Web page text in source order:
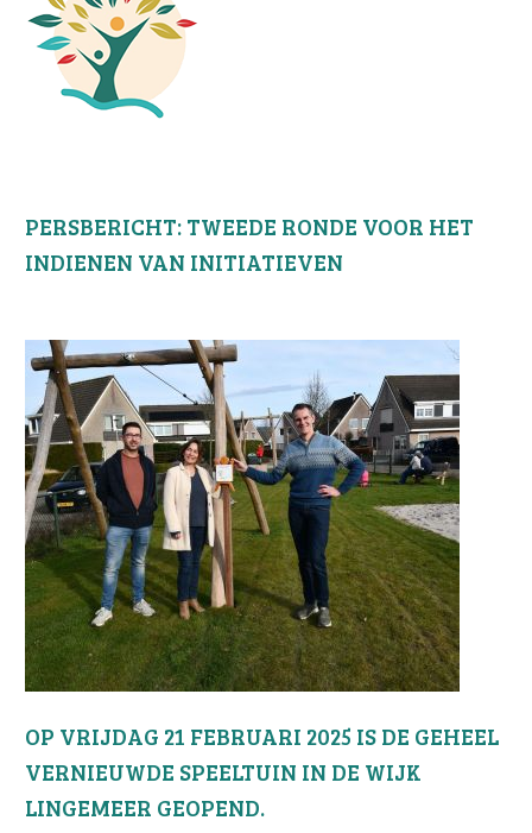
PERSBERICHT: TWEEDE RONDE VOOR HET
INDIENEN VAN INITIATIEVEN
OP VRIJDAG 21 FEBRUARI 2025 IS DE GEHEEL
VERNIEUWDE SPEELTUIN IN DE WIJK
LINGEMEER GEOPEND.